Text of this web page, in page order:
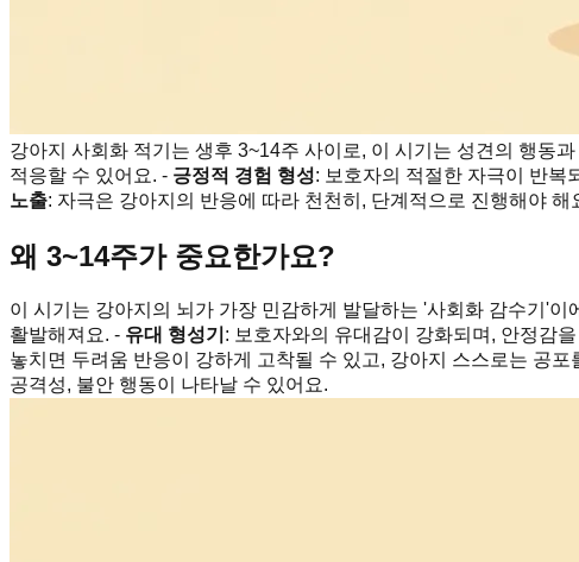
강아지 사회화 적기는 생후 3~14주 사이로, 이 시기는 성견의 행동
적응할 수 있어요. - 긍정적 경험 형성: 보호자의 적절한 자극이 반복
노출: 자극은 강아지의 반응에 따라 천천히, 단계적으로 진행해야 해
왜 3~14주가 중요한가요?
이 시기는 강아지의 뇌가 가장 민감하게 발달하는 '사회화 감수기'이
활발해져요. - 유대 형성기 : 보호자와의 유대감이 강화되며, 안정감
놓치면 두려움 반응이 강하게 고착될 수 있고, 강아지 스스로는 공포
공격성, 불안 행동이 나타날 수 있어요.